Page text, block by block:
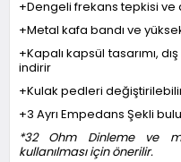
+Dengeli frekans tepkisi ve
+Metal kafa bandı ve
+Kapalı kapsül tasarımı,
indirir
+Kulak pedleri
+3 Ayrı Empedans Şekli
*32 Ohm Dinleme ve
kullanılması için önerilir.